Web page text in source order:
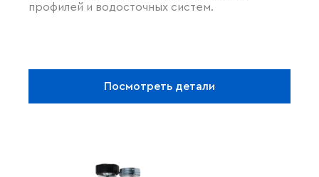
профилей и водосточных систем.
Посмотреть детали